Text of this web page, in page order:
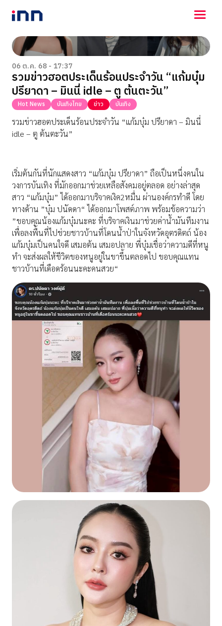
NEWS
ENTERTAINMENT
LIFESTYLE
HOROSCOPE
LOTTERY
VIDEO
ร่วมด้วยช่วยกัน
06 ต.ค. 68 - 17:37
รวมข่าวฮอตประเด็นร้อนประจำวัน “แก้มบุ๋ม
ปรียาดา – มินนี่ idle – ตู ต้นตะวัน”
Hot News บันเทิงไทย ข่าว บันเทิง
รวมข่าวฮอตประเด็นร้อนประจำวัน “แก้มบุ๋ม ปรียาดา – มินนี่
idle – ตู ต้นตะวัน”
เริ่มต้นกันที่นักแสดงสาว “แก้มบุ๋ม ปรียาดา” ถือเป็นหนึ่งคนใน
วงการบันเทิง ที่มักออกมาช่วยเหลือสังคมอยู่ตลอด อย่างล่าสุด
สาว “แก้มบุ๋ม” ได้ออกมาบริจาคเงิค2หมื่น ผ่านองค์กรทำดี โดย
ทางด้าน ”บุ๋ม ปนัดดา“ ได้ออกมาโพสต์ภาพ พร้อมข้อความว่า
”ขอบคุณน้องแก้มบุ๋มนะคะ ที่บริจาคเงินมาช่วยค่าน้ำมันทีมงาน
เพื่อลงพื้นที่ไปช่วยชาวบ้านที่โดนน้ำป่าในจังหวัดอุตรดิตถ์ น้อง
แก้มบุ๋มเป็นคนใจดี เสมอต้น เสมอปลาย พี่บุ๋มเชื่อว่าความดีที่หนู
ทำ จะส่งผลให้ชีวิตของหนูอยู่ในขาขึ้นตลอดไป ขอบคุณแทน
ชาวบ้านที่เดือดร้อนนะคะคนสวย“